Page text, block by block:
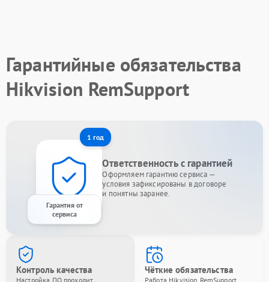
Гарантийные обязательства
Hikvision RemSupport
1 год
Гарантия от
сервиса
Ответственность с гарантией
Оформляем гарантию сервиса —
условия зафиксированы в договоре
и понятны заранее.
Контроль качества
Настройка ПО проходит
Чёткие обязательства
Работа Hikvision RemSupport